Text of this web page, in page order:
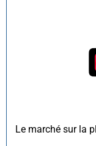
Le marché sur la